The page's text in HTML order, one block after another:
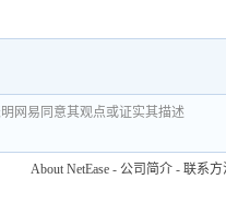
网易同意其观点或证实其描述
About NetEase - 公司简介 - 联系方